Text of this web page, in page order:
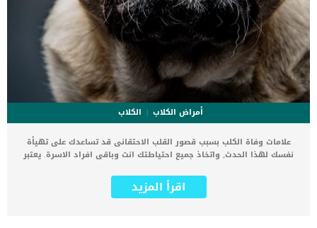
أمراض الكلاب
الكلاب
علامات وفاة الكلب بسبب قصور القلب الاحتقانى قد تساعدك على تهيأة
نفسك لهذا الحدث, واتخاذ جميع احتياطتك انت وباقى افراد الاسرة. يعتبر
يتعرض لها جميع الكائنات الحية بما فى ذلك الكلاب والقطط. كما ان القلب
يعتبر عضوا رئيسيا فى جسم الكلاب, واى قصور به يعتبر قصور فى باقى
اقرأ المزيد